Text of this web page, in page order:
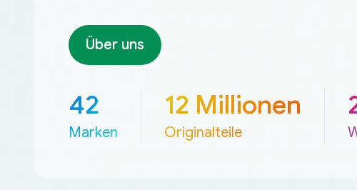
Über uns
42
Marken
12 Millionen
Originalteile